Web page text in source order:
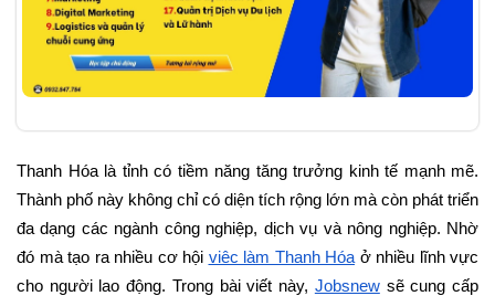
Thanh Hóa là tỉnh có tiềm năng tăng trưởng kinh tế mạnh mẽ.
Thành phố này không chỉ có diện tích rộng lớn mà còn phát triển
đa dạng các ngành công nghiệp, dịch vụ và nông nghiệp. Nhờ
đó mà tạo ra nhiều cơ hội việc làm Thanh Hóa ở nhiều lĩnh vực
cho người lao động. Trong bài viết này, Jobsnew sẽ cung cấp